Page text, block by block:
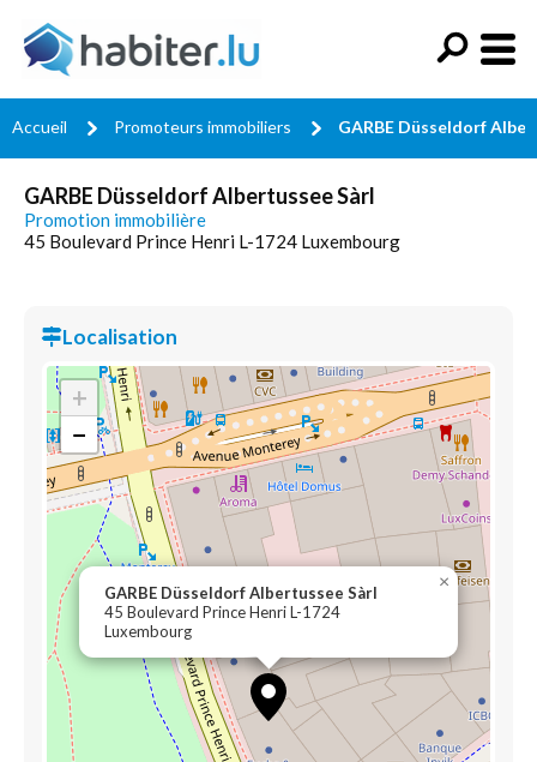
Accueil Promoteurs immobiliers GARBE Düsseldorf
GARBE Düsseldorf Albertussee Sàrl
Promotion immobilière
45 Boulevard Prince Henri L-1724 Luxembourg
Localisation
GARBE Düsseldorf Albertussee Sàrl
45 Boulevard Prince Henri L-1724
Luxembourg
×
+
−